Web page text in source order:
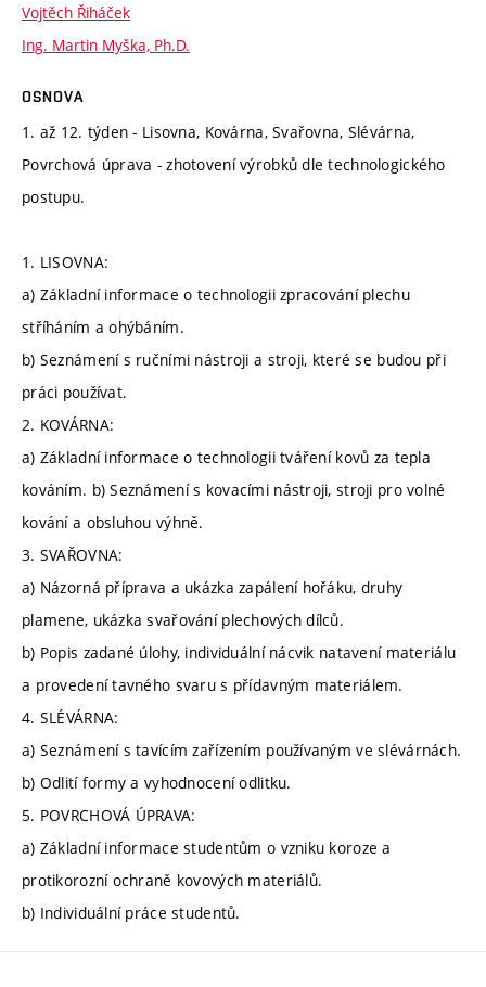
Vojtěch Řiháček
Ing. Martin Myška, Ph.D.
OSNOVA
1. až 12. týden - Lisovna, Kovárna, Svařovna, Slévárna,
Povrchová úprava - zhotovení výrobků dle technologického
postupu.
1. LISOVNA:
a) Základní informace o technologii zpracování plechu
stříháním a ohýbáním.
b) Seznámení s ručními nástroji a stroji, které se budou při
práci používat.
2. KOVÁRNA:
a) Základní informace o technologii tváření kovů za tepla
kováním. b) Seznámení s kovacími nástroji, stroji pro volné
kování a obsluhou výhně.
3. SVAŘOVNA:
a) Názorná příprava a ukázka zapálení hořáku, druhy
plamene, ukázka svařování plechových dílců.
b) Popis zadané úlohy, individuální nácvik natavení materiálu
a provedení tavného svaru s přídavným materiálem.
4. SLÉVÁRNA:
a) Seznámení s tavícím zařízením používaným ve slévárnách.
b) Odlití formy a vyhodnocení odlitku.
5. POVRCHOVÁ ÚPRAVA:
a) Základní informace studentům o vzniku koroze a
protikorozní ochraně kovových materiálů.
b) Individuální práce studentů.